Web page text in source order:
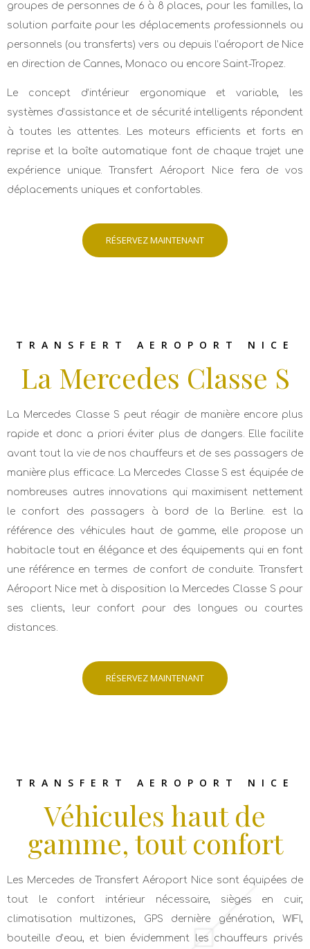
groupes de personnes de 6 à 8 places, pour les familles, la
solution parfaite pour les déplacements professionnels ou
personnels (ou transferts) vers ou depuis l’aéroport de Nice
en direction de Cannes, Monaco ou encore Saint-Tropez.
Le concept d’intérieur ergonomique et variable, les
systèmes d’assistance et de sécurité intelligents répondent
à toutes les attentes. Les moteurs efficients et forts en
reprise et la boîte automatique font de chaque trajet une
expérience unique. Transfert Aéroport Nice fera de vos
déplacements uniques et confortables.
RÉSERVEZ MAINTENANT
TRANSFERT AEROPORT NICE
La Mercedes Classe S
La Mercedes Classe S peut réagir de manière encore plus
rapide et donc a priori éviter plus de dangers. Elle facilite
avant tout la vie de nos chauffeurs et de ses passagers de
manière plus efficace. La Mercedes Classe S est équipée de
nombreuses autres innovations qui maximisent nettement
le confort des passagers à bord de la Berline. est la
référence des véhicules haut de gamme, elle propose un
habitacle tout en élégance et des équipements qui en font
une référence en termes de confort de conduite. Transfert
Aéroport Nice met à disposition la Mercedes Classe S pour
ses clients, leur confort pour des longues ou courtes
distances.
RÉSERVEZ MAINTENANT
TRANSFERT AEROPORT NICE
Véhicules haut de
gamme, tout confort
Les Mercedes de Transfert Aéroport Nice sont équipées de
tout le confort intérieur nécessaire, sièges en cuir,
climatisation multizones, GPS dernière génération, WIFI,
bouteille d’eau, et bien évidemment les chauffeurs privés